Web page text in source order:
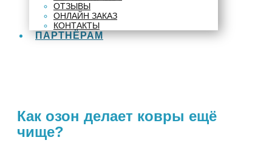
ОТЗЫВЫ
ОНЛАЙН ЗАКАЗ
КОНТАКТЫ
ПАРТНЁРАМ
Как озон делает ковры ещё
чище?